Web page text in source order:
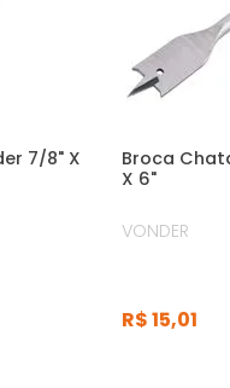
7/8" X
Broca
X 6"
VONDER
R$15,01